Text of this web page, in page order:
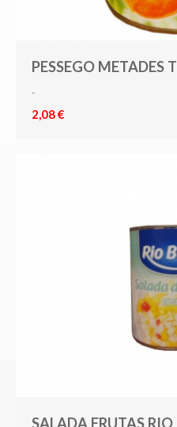
PESSEGO METADES
-
2,08 €
SALADA FRUTAS